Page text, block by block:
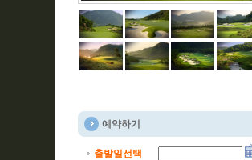
예약하기
출발일선택